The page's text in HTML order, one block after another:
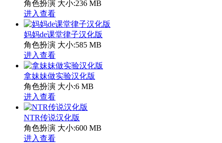
角色扮演 大小:236 MB
进入查看
妈妈de课堂律子汉化版
角色扮演 大小:585 MB
进入查看
拿妹妹做实验汉化版
角色扮演 大小:6 MB
进入查看
NTR传说汉化版
角色扮演 大小:600 MB
进入查看